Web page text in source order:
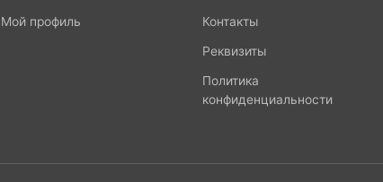
Мой профиль Контакты
Реквизиты
Политика
конфиденциальности